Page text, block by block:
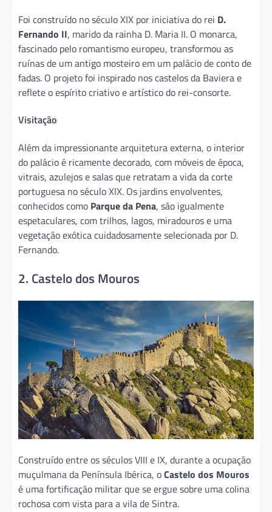
Foi construído no século XIX por iniciativa do rei D.
Fernando II, marido da rainha D. Maria II. O monarca,
fascinado pelo romantismo europeu, transformou as
ruínas de um antigo mosteiro em um palácio de conto de
fadas. O projeto foi inspirado nos castelos da Baviera e
reflete o espírito criativo e artístico do rei-consorte.
Visitação
Além da impressionante arquitetura externa, o interior
do palácio é ricamente decorado, com móveis de época,
vitrais, azulejos e salas que retratam a vida da corte
portuguesa no século XIX. Os jardins envolventes,
conhecidos como Parque da Pena, são igualmente
espetaculares, com trilhos, lagos, miradouros e uma
vegetação exótica cuidadosamente selecionada por D.
Fernando.
2. Castelo dos Mouros
Construído entre os séculos VIII e IX, durante a ocupação
muçulmana da Península Ibérica, oCastelo dos Mouros
é uma fortificação militar que se ergue sobre uma colina
rochosa com vista para a vila de Sintra.